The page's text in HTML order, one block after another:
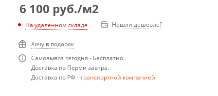
6 100 руб./м2
На удаленном складе Нашли дешевле?
Хочу в подарок
Самовывоз сегодня - Бесплатно.
Доставка по Перми завтра.
Доставка по РФ -транспортной компанией